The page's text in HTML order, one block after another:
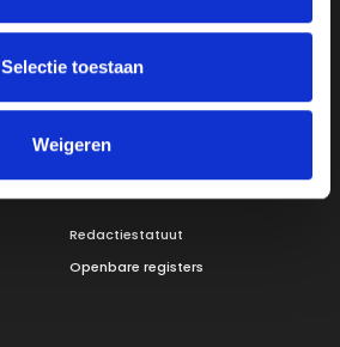
Selectie toestaan
Weigeren
Steunbetuigingen
Vacatures
Redactiestatuut
Openbare registers